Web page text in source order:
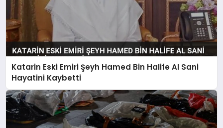
Katarin Eski Emiri Şeyh Hamed Bin Halife Al Sani
Hayatini Kaybetti